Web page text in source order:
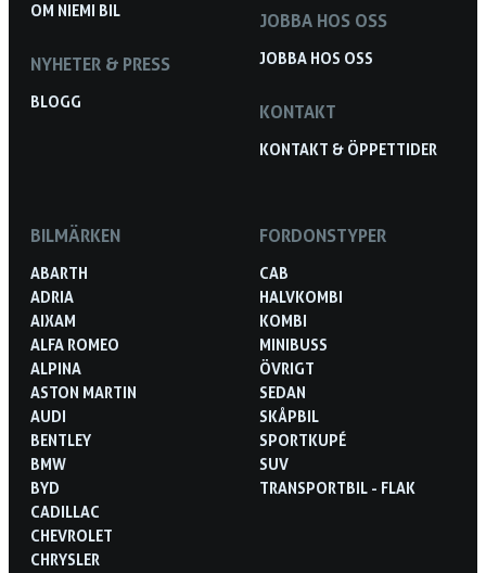
OM NIEMI BIL
NYHETER & PRESS
BLOGG
JOBBA HOS OSS
JOBBA HOS OSS
KONTAKT
KONTAKT & ÖPPETTIDER
BILMÄRKEN
ABARTH
ADRIA
AIXAM
ALFA ROMEO
ALPINA
ASTON MARTIN
AUDI
BENTLEY
BMW
BYD
CADILLAC
CHEVROLET
CHRYSLER
FORDONSTYPER
CAB
HALVKOMBI
KOMBI
MINIBUSS
ÖVRIGT
SEDAN
SKÅPBIL
SPORTKUPÉ
SUV
TRANSPORTBIL - FLAK